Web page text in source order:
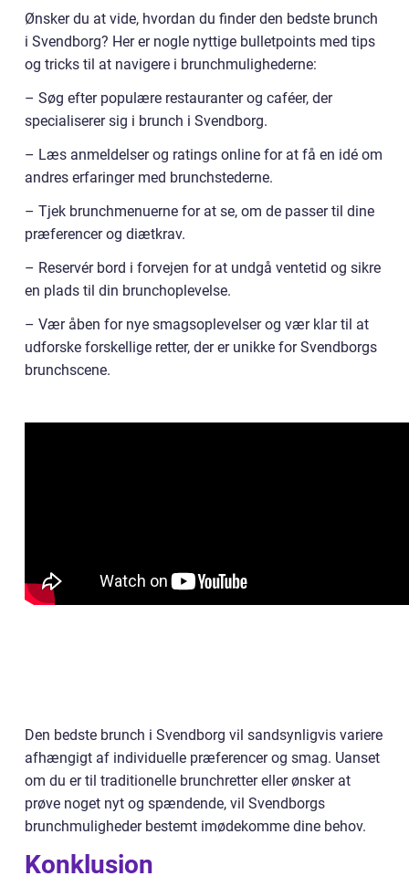
Ønsker du at vide, hvordan du finder den bedste brunch
i Svendborg? Her er nogle nyttige bulletpoints med tips
og tricks til at navigere i brunchmulighederne:
– Søg efter populære restauranter og caféer, der
specialiserer sig i brunch i Svendborg.
– Læs anmeldelser og ratings online for at få en idé om
andres erfaringer med brunchstederne.
– Tjek brunchmenuerne for at se, om de passer til dine
præferencer og diætkrav.
– Reservér bord i forvejen for at undgå ventetid og sikre
en plads til din brunchoplevelse.
– Vær åben for nye smagsoplevelser og vær klar til at
udforske forskellige retter, der er unikke for Svendborgs
brunchscene.
Den bedste brunch i Svendborg vil sandsynligvis variere
afhængigt af individuelle præferencer og smag. Uanset
om du er til traditionelle brunchretter eller ønsker at
prøve noget nyt og spændende, vil Svendborgs
brunchmuligheder bestemt imødekomme dine behov.
Konklusion